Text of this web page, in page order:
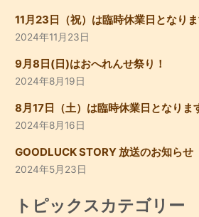
11月23日（祝）は臨時休業日となり
2024年11月23日
9月8日(日)はおへれんせ祭り！
2024年8月19日
8月17日（土）は臨時休業日となりま
2024年8月16日
GOODLUCK STORY 放送のお知らせ
2024年5月23日
トピックスカテゴリー